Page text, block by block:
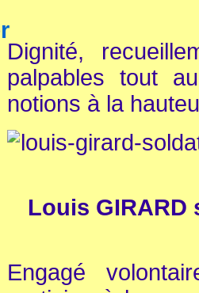
Dignité,
palpables tout
notions à la
Louis GIRARD
Engagé